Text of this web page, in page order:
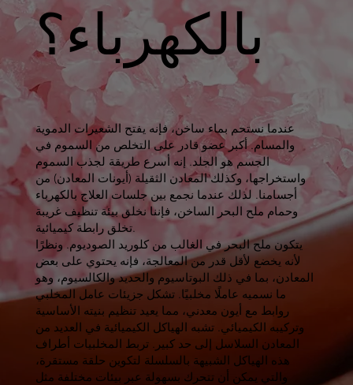
بالكهرباء؟
عندما نستحم بماء ساخن، فإنه يفتح الشعيرات الدموية
والمسام. أكبر عضو قادر على التخلص من السموم في
الجسم هو الجلد. إنه أسرع طريقة لجذب السموم
واستخراجها، وكذلك المعادن الثقيلة (أيونات المعادن) من
أجسامنا. لذلك عندما نجمع بين جلسات العلاج بالكهرباء
وحمام ملح البحر الساخن، فإننا نخلق بيئة تنظيف غريبة
تخلق رابطة كيميائية.
يتكون ملح البحر في الغالب من كلوريد الصوديوم. ونظرًا
لأنه يخضع لأقل قدر من المعالجة، فإنه يحتوي على بعض
المعادن، بما في ذلك البوتاسيوم والحديد والكالسيوم، وهو
ما نسميه عاملًا مخلبيًا. تشكل جزيئات عامل المخلبي
روابط مع أيون معدني، مما يعيد تنظيم بنيته الأساسية
وتركيبه الكيميائي. تشبه الهياكل الكيميائية في العديد من
المعادن السلاسل إلى حد كبير. تربط المخلبيات أطراف
هذه الهياكل الشبيهة بالسلسلة لتكوين حلقة مستقرة،
والتي يمكن أن تتحرك بسهولة عبر بيئات مختلفة مثل